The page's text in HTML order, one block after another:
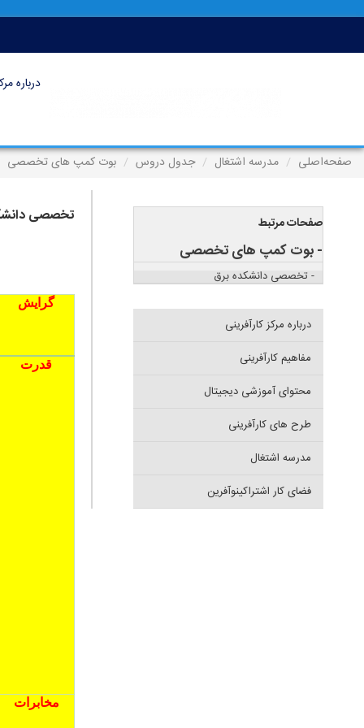
درباره
صفحه‌اصلی مدرسه اشتغال جدول دروس بوت کمپ های تخصصی
تخصصی
گرایش
قدرت
مخابرات
صفحات مرتبط
- بوت کمپ های تخصصی
- تخصصی دانشکده برق
درباره مرکز کارآفرینی
مفاهیم کارآفرینی
محتوای آموزشی دیجیتال
طرح های کارآفرینی
مدرسه اشتغال
فضای کار اشتراکینوآفرین